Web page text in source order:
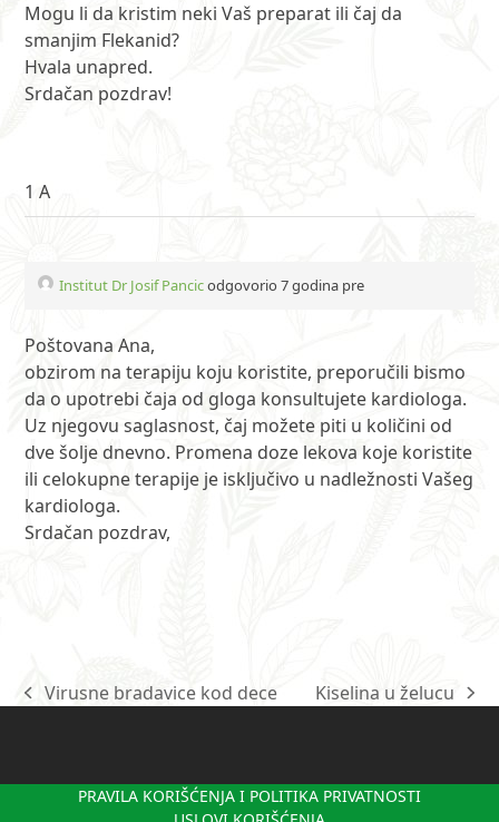
Mogu li da kristim neki Vaš preparat ili čaj da
smanjim Flekanid?
Hvala unapred.
Srdačan pozdrav!
1 A
Institut Dr Josif Pancicodgovorio 7 godina pre
Poštovana Ana,
obzirom na terapiju koju koristite, preporučili bismo
da o upotrebi čaja od gloga konsultujete kardiologa.
Uz njegovu saglasnost, čaj možete piti u količini od
dve šolje dnevno. Promena doze lekova koje koristite
ili celokupne terapije je isključivo u nadležnosti Vašeg
kardiologa.
Srdačan pozdrav,
previous
Virusne bradavice kod dece
next
Kiselina u želucu
PRAVILA KORIŠĆENJA I POLITIKA PRIVATNOSTI